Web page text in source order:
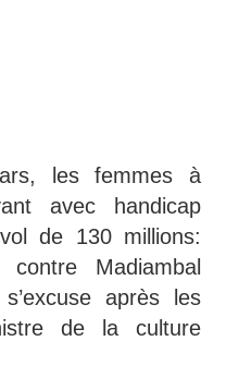
les femmes à
avec handicap
de 130 millions:
Madiambal
après les
de la culture